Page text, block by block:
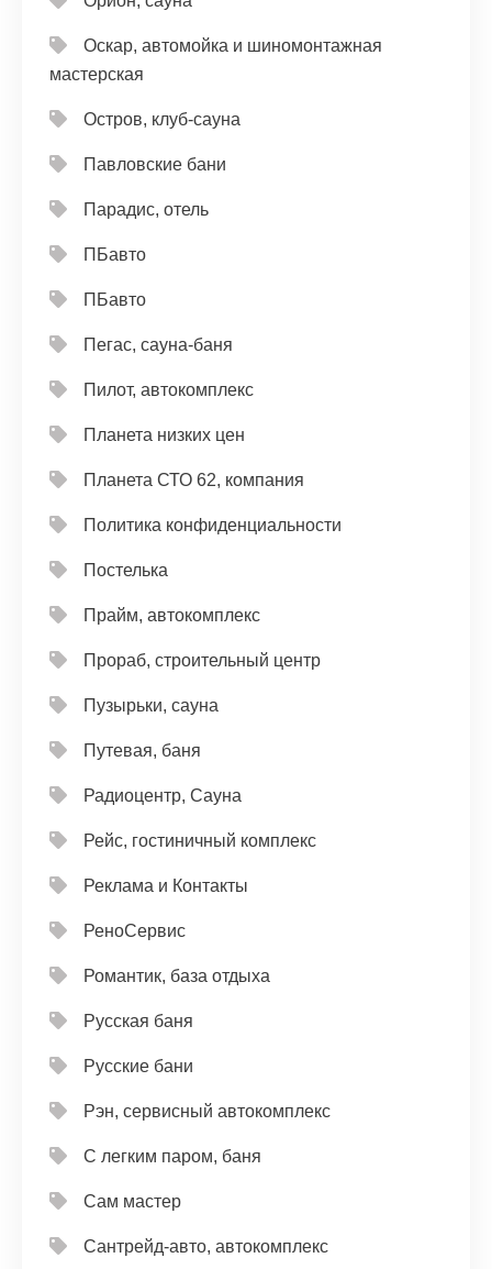
Оскар, автомойка и шиномонтажная
мастерская
Остров, клуб-сауна
Павловские бани
Парадис, отель
ПБавто
ПБавто
Пегас, сауна-баня
Пилот, автокомплекс
Планета низких цен
Планета СТО 62, компания
Политика конфиденциальности
Постелька
Прайм, автокомплекс
Прораб, строительный центр
Пузырьки, сауна
Путевая, баня
Радиоцентр, Сауна
Рейс, гостиничный комплекс
Реклама и Контакты
РеноСервис
Романтик, база отдыха
Русская баня
Русские бани
Рэн, сервисный автокомплекс
С легким паром, баня
Сам мастер
Сантрейд-авто, автокомплекс